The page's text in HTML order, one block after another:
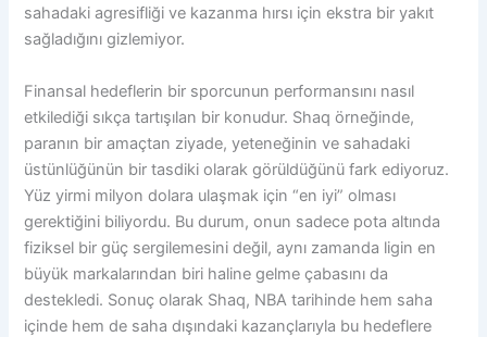
sahadaki agresifliği ve kazanma hırsı için ekstra bir yakıt
sağladığını gizlemiyor.
Finansal hedeflerin bir sporcunun performansını nasıl
etkilediği sıkça tartışılan bir konudur. Shaq örneğinde,
paranın bir amaçtan ziyade, yeteneğinin ve sahadaki
üstünlüğünün bir tasdiki olarak görüldüğünü fark ediyoruz.
Yüz yirmi milyon dolara ulaşmak için “en iyi” olması
gerektiğini biliyordu. Bu durum, onun sadece pota altında
fiziksel bir güç sergilemesini değil, aynı zamanda ligin en
büyük markalarından biri haline gelme çabasını da
destekledi. Sonuç olarak Shaq, NBA tarihinde hem saha
içinde hem de saha dışındaki kazançlarıyla bu hedeflere